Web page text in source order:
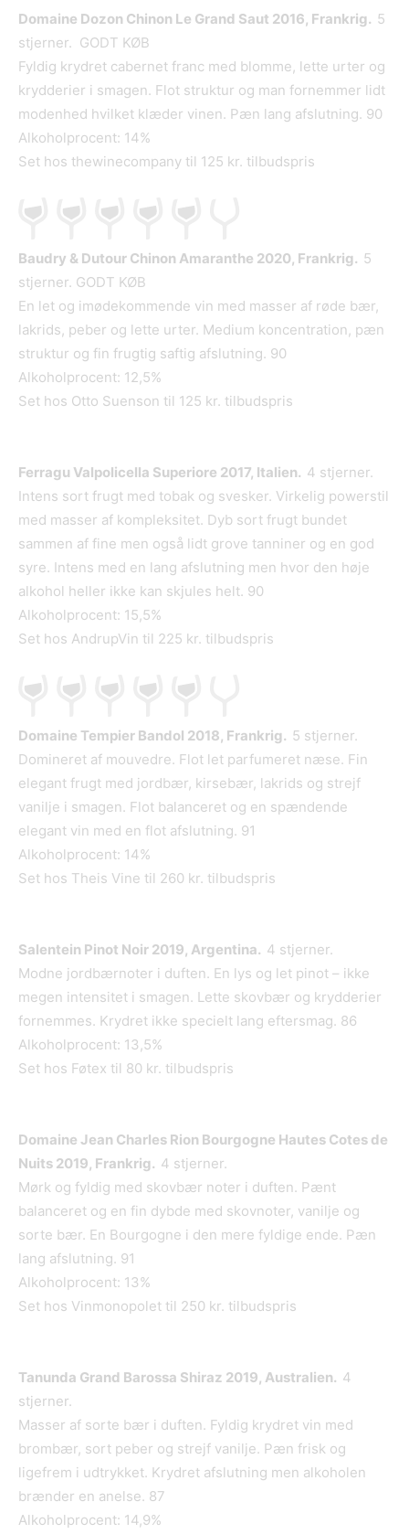
Domaine Dozon Chinon Le Grand Saut 2016, Frankrig. 5
stjerner. GODT KØB
Fyldig krydret cabernet franc med blomme, lette urter og
krydderier i smagen. Flot struktur og man fornemmer lidt
modenhed hvilket klæder vinen. Pæn lang afslutning. 90
Alkoholprocent: 14%
Set hos thewinecompany til 125 kr. tilbudspris
Baudry & Dutour Chinon Amaranthe 2020, Frankrig. 5
stjerner. GODT KØB
En let og imødekommende vin med masser af røde bær,
lakrids, peber og lette urter. Medium koncentration, pæn
struktur og fin frugtig saftig afslutning. 90
Alkoholprocent: 12,5%
Set hos Otto Suenson til 125 kr. tilbudspris
Ferragu Valpolicella Superiore 2017, Italien. 4 stjerner.
Intens sort frugt med tobak og svesker. Virkelig powerstil
med masser af kompleksitet. Dyb sort frugt bundet
sammen af fine men også lidt grove tanniner og en god
syre. Intens med en lang afslutning men hvor den høje
alkohol heller ikke kan skjules helt. 90
Alkoholprocent: 15,5%
Set hos AndrupVin til 225 kr. tilbudspris
Domaine Tempier Bandol 2018, Frankrig. 5 stjerner.
Domineret af mouvedre. Flot let parfumeret næse. Fin
elegant frugt med jordbær, kirsebær, lakrids og strejf
vanilje i smagen. Flot balanceret og en spændende
elegant vin med en flot afslutning. 91
Alkoholprocent: 14%
Set hos Theis Vine til 260 kr. tilbudspris
Salentein Pinot Noir 2019, Argentina. 4 stjerner.
Modne jordbærnoter i duften. En lys og let pinot – ikke
megen intensitet i smagen. Lette skovbær og krydderier
fornemmes. Krydret ikke specielt lang eftersmag. 86
Alkoholprocent: 13,5%
Set hos Føtex til 80 kr. tilbudspris
Domaine Jean Charles Rion Bourgogne Hautes Cotes de
Nuits 2019, Frankrig. 4 stjerner.
Mørk og fyldig med skovbær noter i duften. Pænt
balanceret og en fin dybde med skovnoter, vanilje og
sorte bær. En Bourgogne i den mere fyldige ende. Pæn
lang afslutning. 91
Alkoholprocent: 13%
Set hos Vinmonopolet til 250 kr. tilbudspris
Tanunda Grand Barossa Shiraz 2019, Australien. 4
stjerner.
Masser af sorte bær i duften. Fyldig krydret vin med
brombær, sort peber og strejf vanilje. Pæn frisk og
ligefrem i udtrykket. Krydret afslutning men alkoholen
brænder en anelse. 87
Alkoholprocent: 14,9%